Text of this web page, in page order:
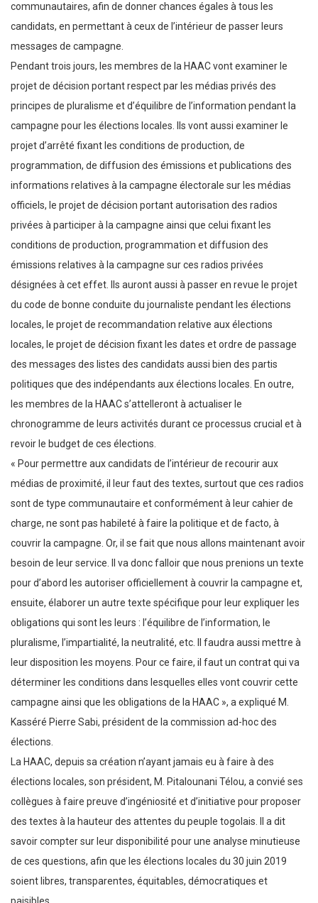
communautaires, afin de donner chances égales à tous les
candidats, en permettant à ceux de l’intérieur de passer leurs
messages de campagne.
Pendant trois jours, les membres de la HAAC vont examiner le
projet de décision portant respect par les médias privés des
principes de pluralisme et d’équilibre de l’information pendant la
campagne pour les élections locales. Ils vont aussi examiner le
projet d’arrêté fixant les conditions de production, de
programmation, de diffusion des émissions et publications des
informations relatives à la campagne électorale sur les médias
officiels, le projet de décision portant autorisation des radios
privées à participer à la campagne ainsi que celui fixant les
conditions de production, programmation et diffusion des
émissions relatives à la campagne sur ces radios privées
désignées à cet effet. Ils auront aussi à passer en revue le projet
du code de bonne conduite du journaliste pendant les élections
locales, le projet de recommandation relative aux élections
locales, le projet de décision fixant les dates et ordre de passage
des messages des listes des candidats aussi bien des partis
politiques que des indépendants aux élections locales. En outre,
les membres de la HAAC s’attelleront à actualiser le
chronogramme de leurs activités durant ce processus crucial et à
revoir le budget de ces élections.
« Pour permettre aux candidats de l’intérieur de recourir aux
médias de proximité, il leur faut des textes, surtout que ces radios
sont de type communautaire et conformément à leur cahier de
charge, ne sont pas habileté à faire la politique et de facto, à
couvrir la campagne. Or, il se fait que nous allons maintenant avoir
besoin de leur service. Il va donc falloir que nous prenions un texte
pour d’abord les autoriser officiellement à couvrir la campagne et,
ensuite, élaborer un autre texte spécifique pour leur expliquer les
obligations qui sont les leurs : l’équilibre de l’information, le
pluralisme, l’impartialité, la neutralité, etc. Il faudra aussi mettre à
leur disposition les moyens. Pour ce faire, il faut un contrat qui va
déterminer les conditions dans lesquelles elles vont couvrir cette
campagne ainsi que les obligations de la HAAC », a expliqué M.
Kasséré Pierre Sabi, président de la commission ad-hoc des
élections.
La HAAC, depuis sa création n’ayant jamais eu à faire à des
élections locales, son président, M. Pitalounani Télou, a convié ses
collègues à faire preuve d’ingéniosité et d’initiative pour proposer
des textes à la hauteur des attentes du peuple togolais. Il a dit
savoir compter sur leur disponibilité pour une analyse minutieuse
de ces questions, afin que les élections locales du 30 juin 2019
soient libres, transparentes, équitables, démocratiques et